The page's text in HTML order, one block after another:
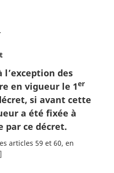
l’exception des
en vigueur le 1er
si avant cette
a été fixée à
par ce décret.
articles 59 et 60, en